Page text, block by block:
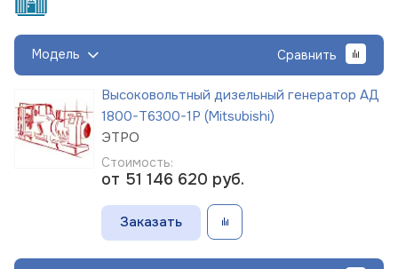
Модель Сравнить
Высоковольтный дизельный генератор АД
1800-Т6300-1Р (Mitsubishi)
ЭТРО
Стоимость:
от 51 146 620 руб.
Заказать